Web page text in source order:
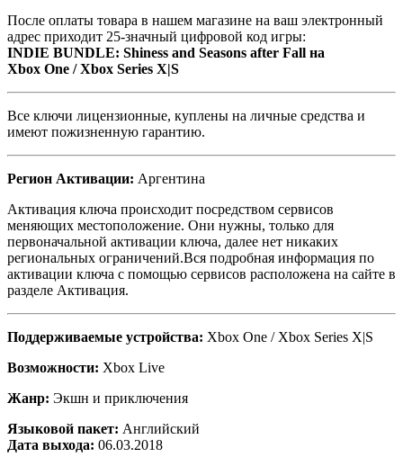
После оплаты товара в нашем магазине на ваш электронный
адрес приходит 25-значный цифровой код игры:
INDIE BUNDLE: Shiness and Seasons after Fall на
Xbox One / Xbox Series X|S
Все ключи лицензионные, куплены на личные средства и
имеют пожизненную гарантию.
Регион Активации: Аргентина
Активация ключа происходит посредством сервисов
меняющих местоположение. Они нужны, только для
первоначальной активации ключа, далее нет никаких
региональных ограничений.Вся подробная информация по
активации ключа с помощью сервисов расположена на сайте в
разделе Активация.
Поддерживаемые устройства: Xbox One / Xbox Series X|S
Возможности: Xbox Live
Жанр: Экшн и приключения
Языковой пакет: Английский
Дата выхода: 06.03.2018